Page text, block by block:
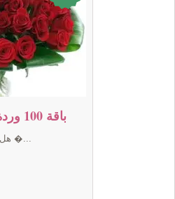
100 Roses Bouquet باقة 100 وردة
هل تريد أجمل باقة تعبر فيها عن �...